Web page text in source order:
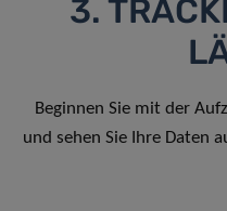
3.
Beginnen Sie mit der
und sehen Sie Ihre Daten